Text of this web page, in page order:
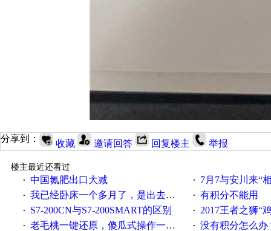
分享到： 收藏 邀请回答 回复楼主 举报
楼主最近还看过
· 中国氮肥出口大减 · 7月7与安川来“
· 我已经卧床一个多月了，是出去安装机械手在高速遭遇车祸所致:大家工作都要特别注意啊 · 有积分不能用
· S7-200CN与S7-200SMART的区别 · 2017王者之狮“鸡”情签到
· 老毛桃一键还原，傻瓜式操作一键轻松备份还原；程序为向导式安装，一键即可实现自动备份或还原系统。 · 没有积分怎么办